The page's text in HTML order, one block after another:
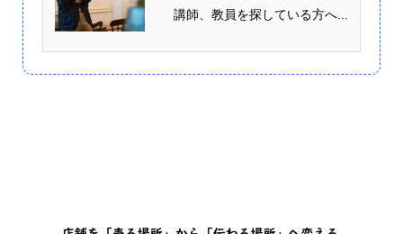
講師、教員を探している方へ...